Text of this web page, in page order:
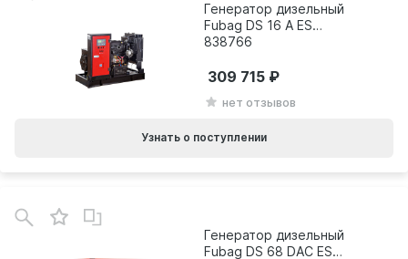
Генератор дизельный
Fubag DS 16 A ES
838766
нет отзывов
309 715
Узнать о поступлении
Генератор дизельный
Fubag DS 68 DAC ES